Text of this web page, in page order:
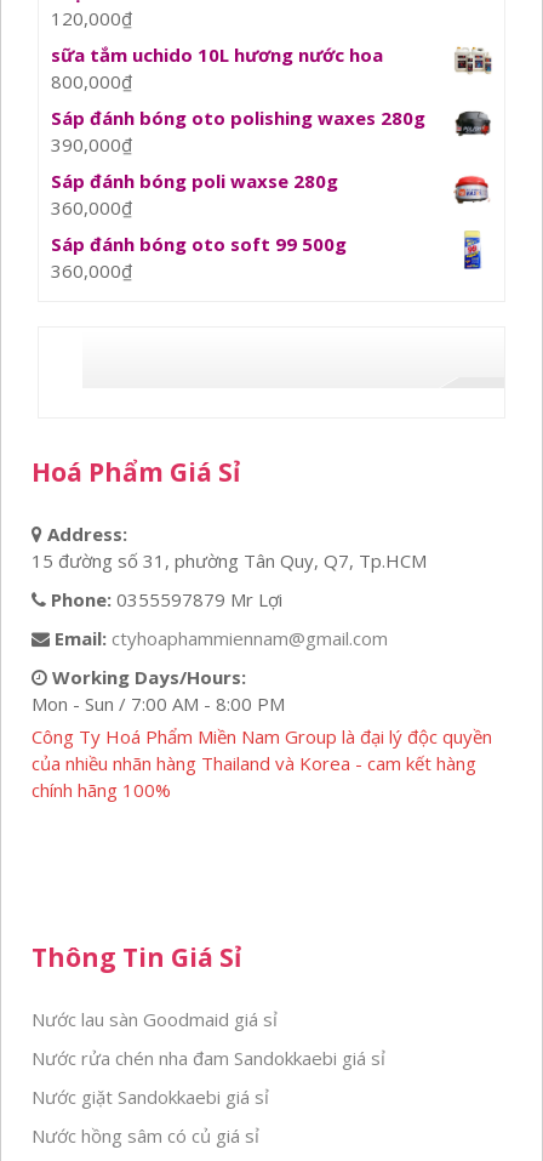
120,000₫
sữa tắm uchido 10L hương nước hoa
800,000₫
Sáp đánh bóng oto polishing waxes 280g
390,000₫
Sáp đánh bóng poli waxse 280g
360,000₫
Sáp đánh bóng oto soft 99 500g
360,000₫
Hoá Phẩm Giá Sỉ
Address:
15 đường số 31, phường Tân Quy, Q7, Tp.HCM
Phone: 0355597879 Mr Lợi
Email: ctyhoaphammiennam@gmail.com
Working Days/Hours:
Mon - Sun / 7:00 AM - 8:00 PM
Công Ty Hoá Phẩm Miền Nam Group là đại lý độc quyền
của nhiều nhãn hàng Thailand và Korea - cam kết hàng
chính hãng 100%
Thông Tin Giá Sỉ
Nước lau sàn Goodmaid giá sỉ
Nước rửa chén nha đam Sandokkaebi giá sỉ
Nước giặt Sandokkaebi giá sỉ
Nước hồng sâm có củ giá sỉ